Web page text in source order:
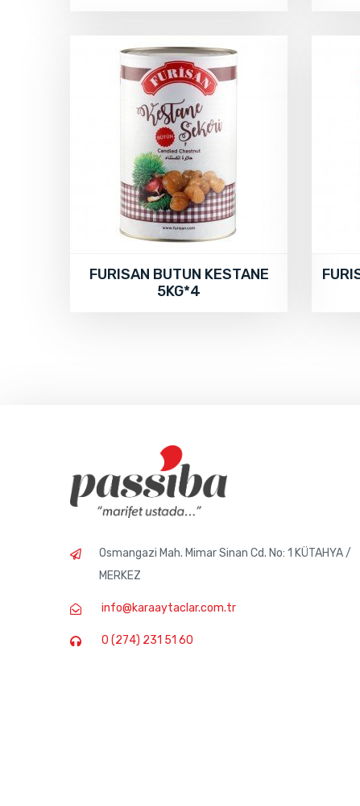
FURISAN BUTUN KESTANE
5KG*4
Osmangazi Mah. Mimar Sinan Cd. No: 1 KÜTAHYA /
MERKEZ
info@karaaytaclar.com.tr
0 (274) 231 51 60